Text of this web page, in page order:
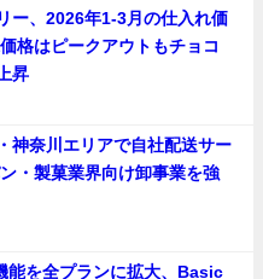
ー、2026年1-3月の仕入れ価
格はピークアウトもチョコ
昇
神奈川エリアで自社配送サー
・製菓業界向け卸事業を強
を全プランに拡大、Basic